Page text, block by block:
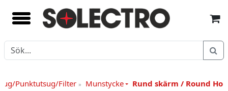
Punktutsug/Filter» Munstycke Rund skärm / Round